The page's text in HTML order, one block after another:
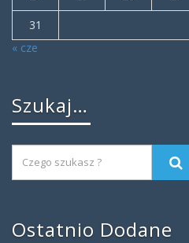
31
« cze
Szukaj…
Ostatnio Dodane